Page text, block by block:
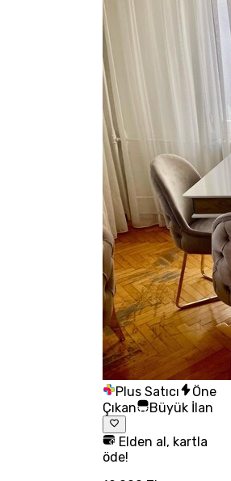
Plus Satıcı
Öne
Çıkan
Büyük İlan
Elden al, kartla
öde!